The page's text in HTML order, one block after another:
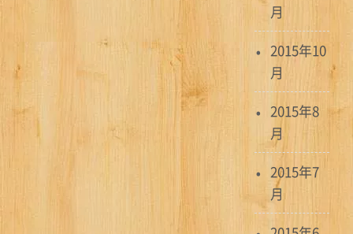
月
2015年10
月
2015年8
月
2015年7
月